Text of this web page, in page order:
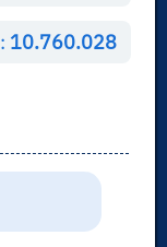
10.760.028